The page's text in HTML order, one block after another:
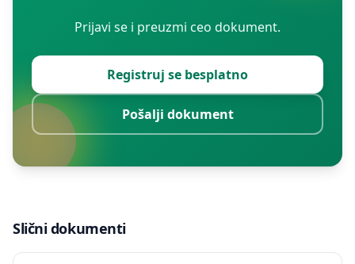
Prijavi se i preuzmi ceo dokument.
Registruj se besplatno
Pošalji dokument
Slični dokumenti